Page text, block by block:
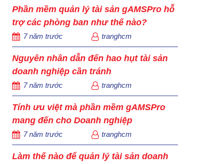
Phần mềm quản lý tài sản gAMSPro hỗ
trợ các phòng ban như thế nào?
7 năm trước tranghcm
Nguyên nhân dẫn đến hao hụt tài sản
doanh nghiệp cần tránh
7 năm trước tranghcm
Tính ưu việt mà phần mềm gAMSPro
mang đến cho Doanh nghiệp
7 năm trước tranghcm
Làm thế nào để quản lý tài sản doanh